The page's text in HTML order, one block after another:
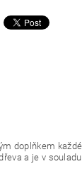
doplňkem
a je v